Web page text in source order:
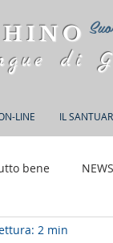
di
LINE IL
bene
2 min